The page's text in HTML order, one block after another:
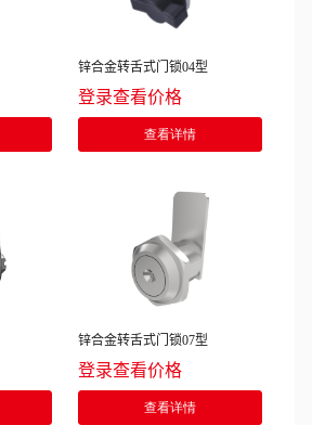
锌合金转舌式门锁04型
登录查看价格
查看详情
锌合金转舌式门锁07型
登录查看价格
查看详情